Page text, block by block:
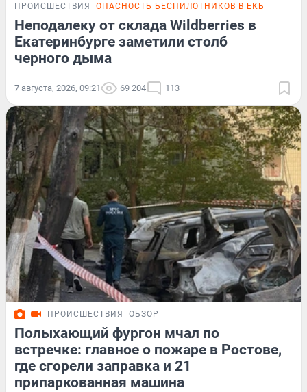
ПРОИСШЕСТВИЯ ОПАСНОСТЬ БЕСПИЛОТНИКОВ В ЕКБ
Неподалеку от склада Wildberries в
Екатеринбурге заметили столб
черного дыма
7 августа, 2026, 09:21 69 204 113
ПРОИСШЕСТВИЯ ОБЗОР
Полыхающий фургон мчал по
встречке: главное о пожаре в Ростове,
где сгорели заправка и 21
припаркованная машина